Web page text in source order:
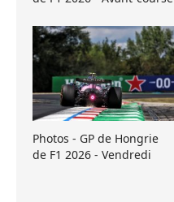
Photos - GP de Hongrie
de F1 2026 - Vendredi